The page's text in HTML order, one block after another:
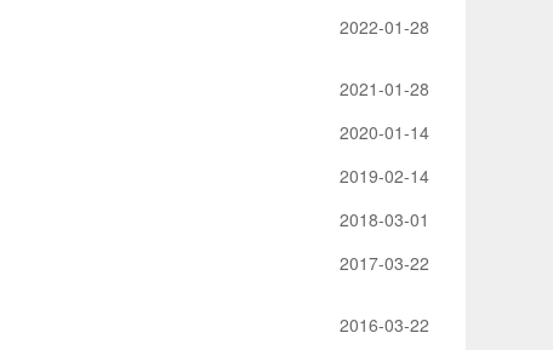
2022-01-28
2021-01-28
2020-01-14
2019-02-14
2018-03-01
2017-03-22
2016-03-22